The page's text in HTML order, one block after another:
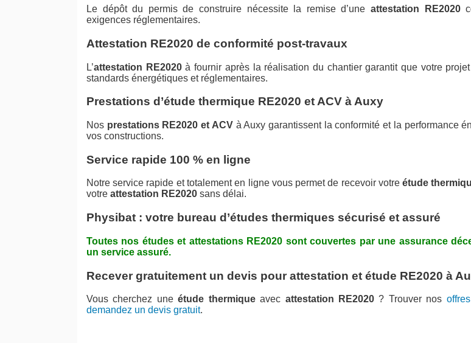
Le dépôt du permis de construire nécessite la remise d’uneattestation RE2020
exigences réglementaires.
Attestation RE2020 de conformité post-travaux
L’attestation RE2020à fournir après la réalisation du chantier garantit que votre
standards énergétiques et réglementaires.
Prestations d’étude thermique RE2020 et ACV à Auxy
Nos prestations RE2020 et ACVà Auxy garantissent la conformité et la performance
vos constructions.
Service rapide 100 % en ligne
Notre service rapide et totalement en ligne vous permet de recevoir votreétude
votre attestation RE2020sans délai.
Physibat : votre bureau d’études thermiques sécurisé et assuré
Toutes nos études et attestations RE2020 sont couvertes par une assurance
un service assuré.
Recever gratuitement un devis pour attestation et étude RE2020 à
Vous cherchez uneétude thermiqueavec attestation RE2020? Trouver nos
demandez un devis gratuit.